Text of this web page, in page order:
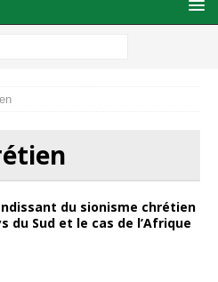
du sionisme chrétien
du Sud et le cas de l’Afrique